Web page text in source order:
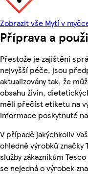
Zobrazit vše Mytí v
Příprava a
Přestože je zajištění
nejvyšší péče, jsou
aktualizovány tak, že
obsahu živin,
měli přečíst etiketu na
informace poskytnuté
V případě jakýchkoliv
ohledně výrobků
služby zákazníkům
se nejedná o výrobek